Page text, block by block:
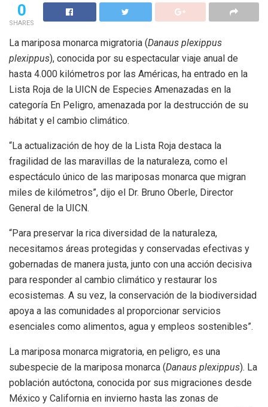
0
SHARES
La mariposa monarca migratoria (Danaus plexippus
plexippus), conocida por su espectacular viaje anual de
hasta 4.000 kilómetros por las Américas, ha entrado en la
Lista Roja de la UICN de Especies Amenazadas en la
categoría En Peligro, amenazada por la destrucción de su
hábitat y el cambio climático.
“La actualización de hoy de la Lista Roja destaca la
fragilidad de las maravillas de la naturaleza, como el
espectáculo único de las mariposas monarca que migran
miles de kilómetros”, dijo el Dr. Bruno Oberle, Director
General de la UICN.
“Para preservar la rica diversidad de la naturaleza,
necesitamos áreas protegidas y conservadas efectivas y
gobernadas de manera justa, junto con una acción decisiva
para responder al cambio climático y restaurar los
ecosistemas. A su vez, la conservación de la biodiversidad
apoya a las comunidades al proporcionar servicios
esenciales como alimentos, agua y empleos sostenibles”.
La mariposa monarca migratoria, en peligro, es una
subespecie de la mariposa monarca (Danaus plexippus). La
población autóctona, conocida por sus migraciones desde
México y California en invierno hasta las zonas de